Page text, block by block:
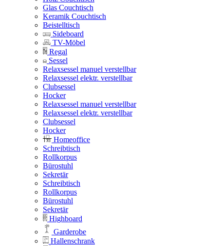
Glas Couchtisch
Keramik Couchtisch
Beistelltisch
Sideboard
TV-Möbel
Regal
Sessel
Relaxsessel manuel verstellbar
Relaxsessel elektr. verstellbar
Clubsessel
Hocker
Relaxsessel manuel verstellbar
Relaxsessel elektr. verstellbar
Clubsessel
Hocker
Homeoffice
Schreibtisch
Rollkorpus
Bürostuhl
Sekretär
Schreibtisch
Rollkorpus
Bürostuhl
Sekretär
Highboard
Garderobe
Hallenschrank